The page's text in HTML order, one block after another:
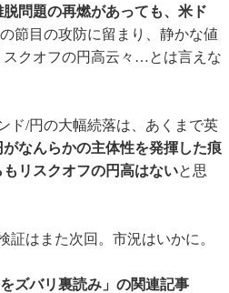
脱問題の再燃があっても、米ド
節目の攻防に留まり、静かな値
クオフの円高云々…とは言えな
ド/円の大幅続落は、あくまで英
がなんらかの主体性を発揮した痕
もリスクオフの円高はないと思
はまた次回。市況はいかに。
ズバリ裏読み」の関連記事